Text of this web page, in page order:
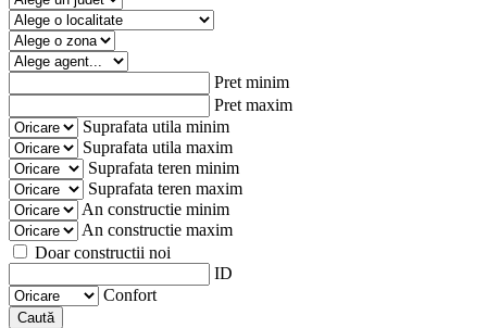
Pret minim
Pret maxim
Suprafata utila minim
Suprafata utila maxim
Suprafata teren minim
Suprafata teren maxim
An constructie minim
An constructie maxim
Doar constructii noi
ID
Confort
Caută